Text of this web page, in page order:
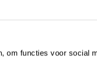
om functies voor social